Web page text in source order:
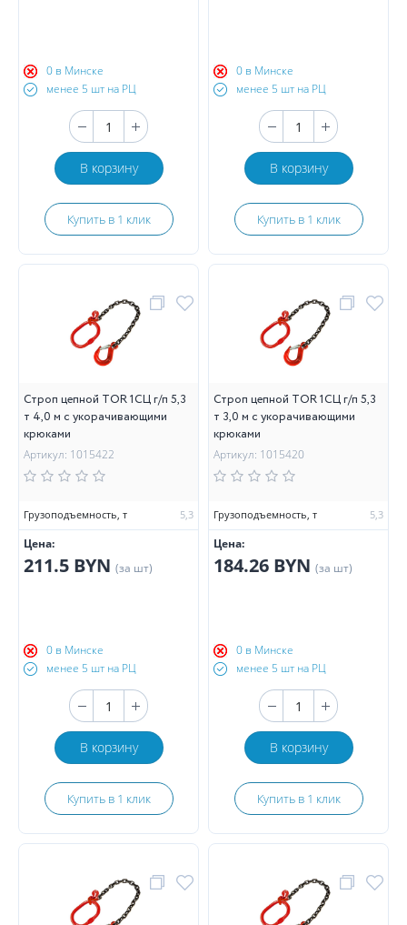
0 в Минске
менее 5 шт на РЦ
В корзину
Купить в 1 клик
0 в Минске
менее 5 шт на РЦ
В корзину
Купить в 1 клик
Строп цепной TOR 1СЦ г/п 5,3
т 4,0 м с укорачивающими
крюками
Артикул: 1015422
Грузоподъемность, т 5,3
Цена:
211.5 BYN (за шт)
0 в Минске
менее 5 шт на РЦ
В корзину
Купить в 1 клик
Строп цепной TOR 1СЦ г/п 5,3
т 3,0 м с укорачивающими
крюками
Артикул: 1015420
Грузоподъемность, т 5,3
Цена:
184.26 BYN (за шт)
0 в Минске
менее 5 шт на РЦ
В корзину
Купить в 1 клик